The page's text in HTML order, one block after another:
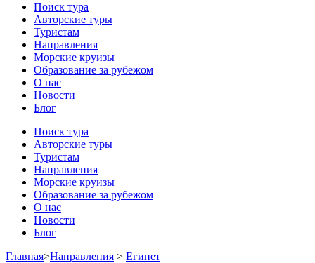
Поиск тура
Авторские туры
Туристам
Направления
Морские круизы
Образование за рубежом
О нас
Новости
Блог
Поиск тура
Авторские туры
Туристам
Направления
Морские круизы
Образование за рубежом
О нас
Новости
Блог
Главная>Направления > Египет